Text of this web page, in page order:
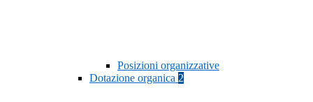
Posizioni organizzative
Dotazione organica 2